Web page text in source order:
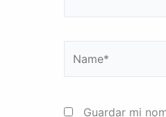
Guardar mi